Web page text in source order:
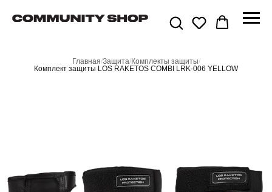
Главная/Защита/Комплекты защиты/
Комплект защиты LOS RAKETOS COMBI LRK-006 YELLOW